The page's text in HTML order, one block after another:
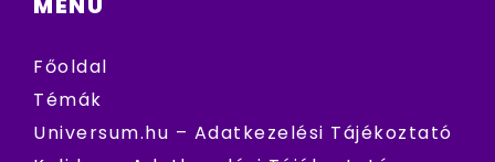
Főoldal
Témák
Universum.hu – Adatkezelési Tájékoztató